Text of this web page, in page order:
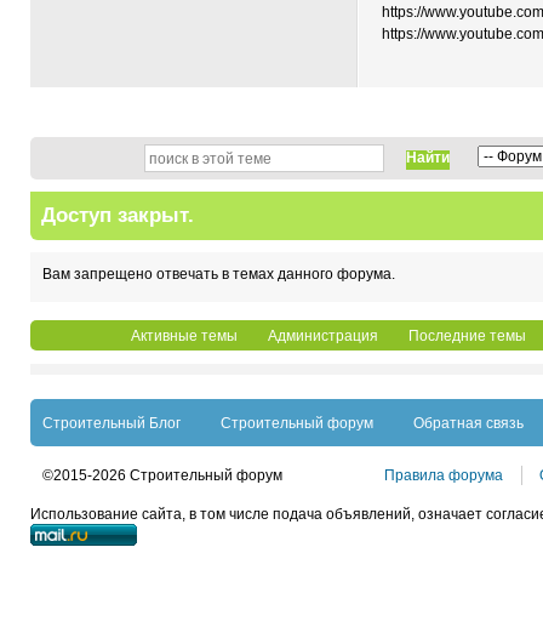
https://
https://
Найти
Доступ закрыт.
Вам запрещено отвечать в темах данного форума.
Активные темы Администрация Последние темы
Строительный Блог Строительный форум Обратная связь
©2015-2026 Строительный форум Правила форума
Использование сайта, в том числе подача объявлений, означает